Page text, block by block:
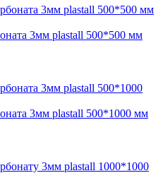
3мм plastall 500*500 мм
3мм plastall 500*1000 мм